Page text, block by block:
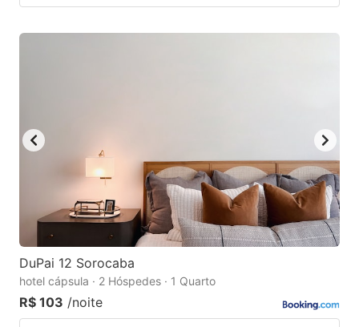
DuPai 12 Sorocaba
hotel cápsula · 2 Hóspedes · 1 Quarto
R$ 103 /noite